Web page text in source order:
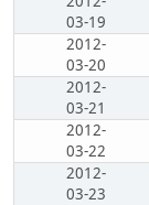
03-19
2012-
03-20
2012-
03-21
2012-
03-22
2012-
03-23